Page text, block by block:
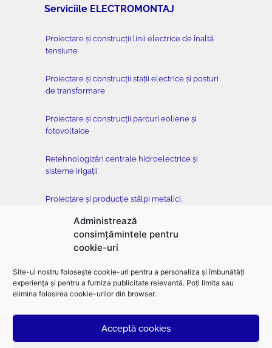
Administrează
consimțămintele pentru
cookie-uri
Site-ul nostru folosește cookie-uri pentru a personaliza și îmbunătăți
experiența și pentru a furniza publicitate relevantă. Poți limita sau
elimina folosirea cookie-urilor din browser.
Acceptă cookies
Serviciile ELECTROMONTAJ
Proiectare și construcții linii electrice de înaltă
tensiune
Proiectare și construcții stații electrice și posturi
de transformare
Proiectare și construcții parcuri eoliene și
fotovoltaice
Retehnologizări centrale hidroelectrice și
sisteme irigații
Proiectare și producție stâlpi metalici,
Testare stâlpi metalici cu înălțimi de până la 90
Construcții de clădiri, fundații clasice și forate,
subtraversări orizontale dirijate
Designed and developed